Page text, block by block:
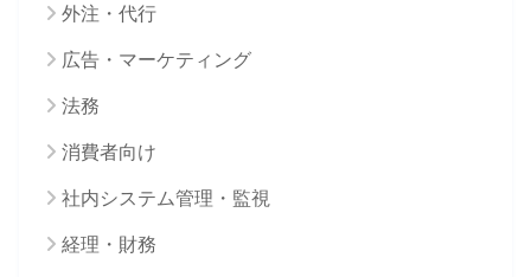
外注・代行
広告・マーケティング
法務
消費者向け
社内システム管理・監視
経理・財務